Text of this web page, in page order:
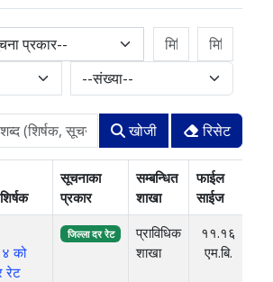
प्रकार--
खोजी रिसेट
सूचनाका
प्रकार
सम्बन्धित
शाखा
फाईल
साईज
को
रेट
जिल्ला दर रेट
प्राविधिक
शाखा
११.१६
एम.बि.